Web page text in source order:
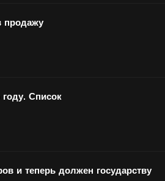
Список
и теперь должен государству